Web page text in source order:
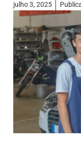
julho 3, 2025